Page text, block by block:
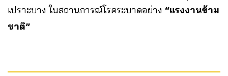
เปราะบาง ในสถานการณ์โรคระบาดอย่าง “แรงงานข้าม
ชาติ”